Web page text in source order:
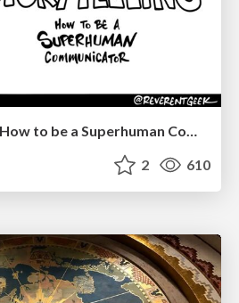
Visual Storytelling: How to be a Superhuman Communicator
2 610